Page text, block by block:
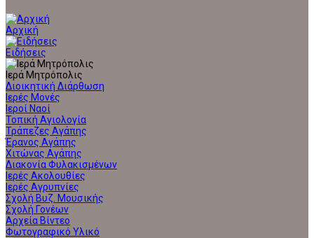
Αρχική
Ειδήσεις
Ιερά Μητρόπολις
Διοικητική Διάρθωση
Ιερές Μονές
Ιεροί Ναοί
Τοπική Αγιολογία
Τράπεζες Αγάπης
Έρανος Αγάπης
Χιτώνας Αγάπης
Διακονία Φυλακισμένων
Ιερές Ακολουθίες
Ιερές Αγρυπνίες
Σχολή Βυζ. Μουσικής
Σχολή Γονέων
Αρχεία Βίντεο
Φωτογραφικό Υλικό